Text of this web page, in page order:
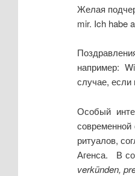
Желая
mir. Ich habe
например:
случае, если
Особый
ритуалов,
Агенса. В
verkünden,